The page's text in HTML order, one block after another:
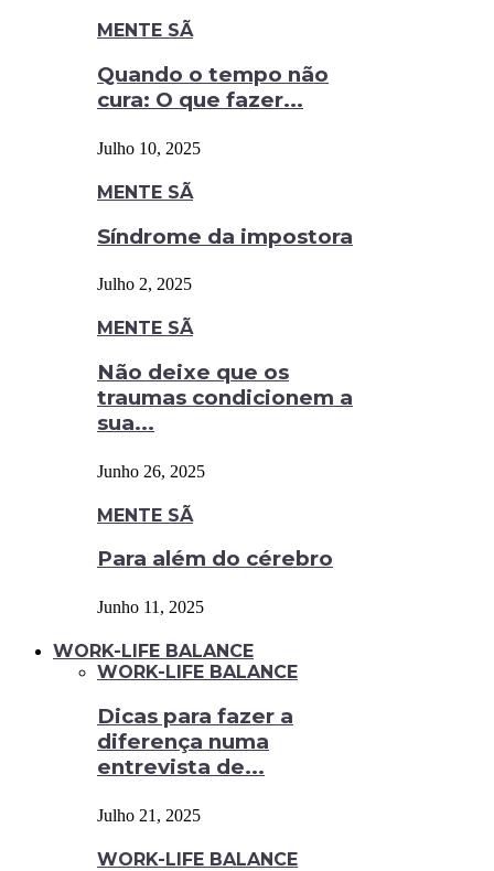
MENTE SÃ
Quando o tempo não
cura: O que fazer...
Julho 10, 2025
MENTE SÃ
Síndrome da impostora
Julho 2, 2025
MENTE SÃ
Não deixe que os
traumas condicionem a
sua...
Junho 26, 2025
MENTE SÃ
Para além do cérebro
Junho 11, 2025
WORK-LIFE BALANCE
WORK-LIFE BALANCE
Dicas para fazer a
diferença numa
entrevista de...
Julho 21, 2025
WORK-LIFE BALANCE